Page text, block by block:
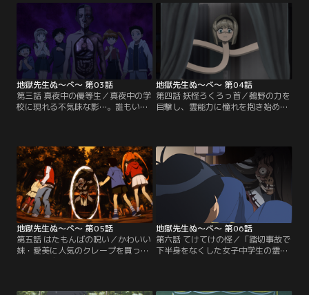
の霊能力教師だ。赴任早々、クラス
の生徒・広と衝突する鵺野。怒りを
抑えられず、別人のようになった広
を心配するクラスメイトたちだが、
鵺野は背後に潜む妖怪の存在に気付
く。
追う鵺野だが、幻術に阻まれ行方を
見失う。一方、玉藻はある目的のた
め、童守町の全域に渡って儀式の準
備を進めていた。広を連れ去った目
的とは？ そして玉藻の真の姿と
は！？
地獄先生ぬ～べ～ 第03話
第三話 真夜中の優等生／真夜中の学
校に現れる不気味な影…。誰もいな
真偽を確かめるため、広たちは鵺野
に内緒で夜の学校に忍び込む。しか
しそこで出会った少年は、どう見て
も人間ではなく…！？ 少年は静かに
微笑む。「さあ、友達になろ
う…！」
地獄先生ぬ～べ～ 第04話
第四話 妖怪ろくろっ首／鵺野の力を
目撃し、霊能力に憧れを抱き始めた
る日、なんとベッドで寝ながら人の
秘密をのぞき見ることに成功。「千
里眼の能力ゲット！」と喜んでいた
が、ある日クラスメイトたちから
禍々しいものを見るような目で詰め
地獄先生ぬ～べ～ 第05話
第五話 はたもんばの呪い／かわいい
妹・愛美に人気のクレープを買って
やりたい克也は、足りない金を借り
地獄先生ぬ～べ～ 第06話
第六話 てけてけの怪／「踏切事故で
下半身をなくした女子中学生の霊